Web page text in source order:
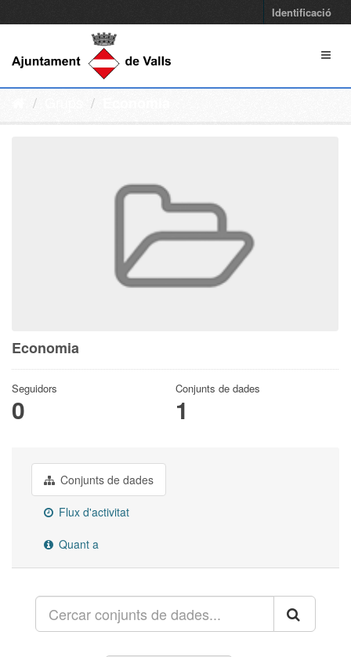
Identificació
Economia
Seguidors
0
Conjunts de dades
1
Conjunts de dades
Flux d'activitat
Quant a